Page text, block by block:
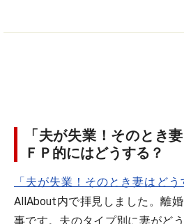
「夫が失業！そのとき
ＦＰ的にはどうする？
「夫が失業！そのとき妻はどう
AllAbout内で拝見しました。離
事です。夫のタイプ別に妻がど